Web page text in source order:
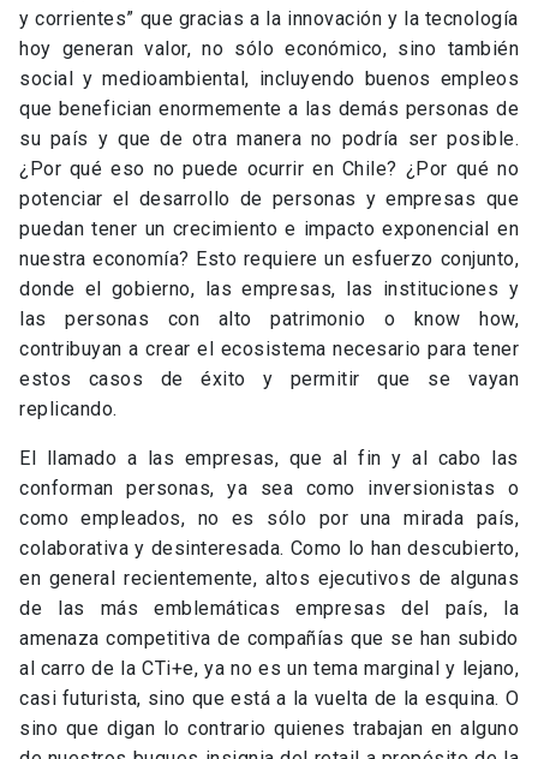
y corrientes” que gracias a la innovación y la tecnología
hoy generan valor, no sólo económico, sino también
social y medioambiental, incluyendo buenos empleos
que benefician enormemente a las demás personas de
su país y que de otra manera no podría ser posible.
¿Por qué eso no puede ocurrir en Chile? ¿Por qué no
potenciar el desarrollo de personas y empresas que
puedan tener un crecimiento e impacto exponencial en
nuestra economía? Esto requiere un esfuerzo conjunto,
donde el gobierno, las empresas, las instituciones y
las personas con alto patrimonio o know how,
contribuyan a crear el ecosistema necesario para tener
estos casos de éxito y permitir que se vayan
replicando.
El llamado a las empresas, que al fin y al cabo las
conforman personas, ya sea como inversionistas o
como empleados, no es sólo por una mirada país,
colaborativa y desinteresada. Como lo han descubierto,
en general recientemente, altos ejecutivos de algunas
de las más emblemáticas empresas del país, la
amenaza competitiva de compañías que se han subido
al carro de la CTi+e, ya no es un tema marginal y lejano,
casi futurista, sino que está a la vuelta de la esquina. O
sino que digan lo contrario quienes trabajan en alguno